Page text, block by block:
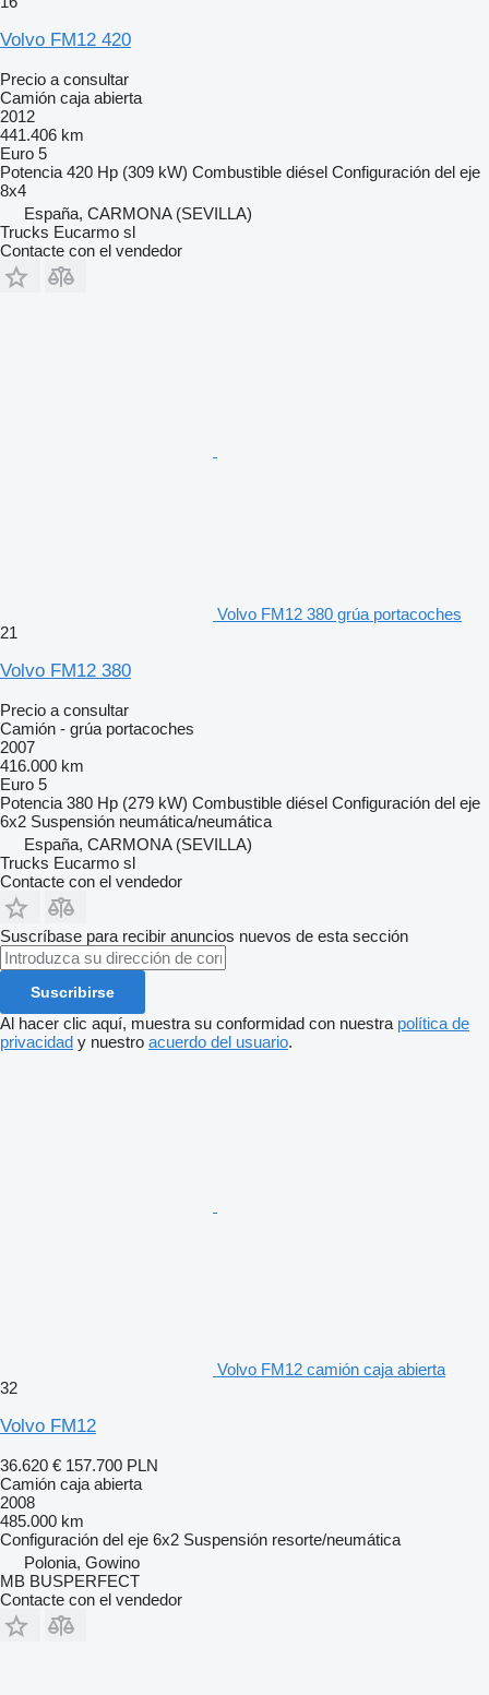
Volvo FM12 420
Precio a consultar
Camión caja abierta
2012
441.406 km
Euro 5
Potencia 420 Hp (309 kW) Combustible diésel Configuración del eje
8x4
España, CARMONA (SEVILLA)
Trucks Eucarmo sl
Contacte con el vendedor
Volvo FM12 380 grúa portacoches
21
Volvo FM12 380
Precio a consultar
Camión - grúa portacoches
2007
416.000 km
Euro 5
Potencia 380 Hp (279 kW) Combustible diésel Configuración del eje
6x2 Suspensión neumática/neumática
España, CARMONA (SEVILLA)
Trucks Eucarmo sl
Contacte con el vendedor
Suscríbase para recibir anuncios nuevos de esta sección
Suscribirse
Al hacer clic aquí, muestra su conformidad con nuestra política de
privacidad y nuestro acuerdo del usuario.
Volvo FM12 camión caja abierta
32
Volvo FM12
36.620 € 157.700 PLN
Camión caja abierta
2008
485.000 km
Configuración del eje 6x2 Suspensión resorte/neumática
Polonia, Gowino
MB BUSPERFECT
Contacte con el vendedor